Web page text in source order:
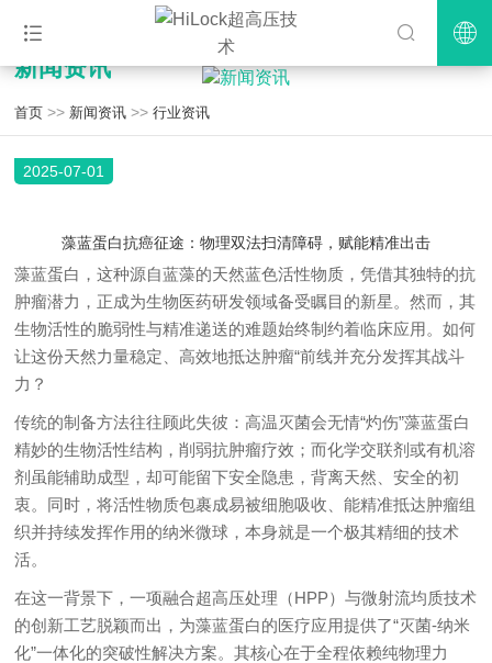
新闻资讯
首页 >> 新闻资讯 >>行业资讯
2025-07-01
藻蓝蛋白抗癌征途：物理双法扫清障碍，赋能精准出击
藻蓝蛋白，这种源自蓝藻的天然蓝色活性物质，凭借其独特的抗
肿瘤潜力，正成为生物医药研发领域备受瞩目的新星。然而，其
生物活性的脆弱性与精准递送的难题始终制约着临床应用。如何
让这份天然力量稳定、高效地抵达肿瘤“前线并充分发挥其战斗
力？
传统的制备方法往往顾此失彼：高温灭菌会无情“灼伤”藻蓝蛋白
精妙的生物活性结构，削弱抗肿瘤疗效；而化学交联剂或有机溶
剂虽能辅助成型，却可能留下安全隐患，背离天然、安全的初
衷。同时，将活性物质包裹成易被细胞吸收、能精准抵达肿瘤组
织并持续发挥作用的纳米微球，本身就是一个极其精细的技术
活。
在这一背景下，一项融合超高压处理（HPP）与微射流均质技术
的创新工艺脱颖而出，为藻蓝蛋白的医疗应用提供了“灭菌-纳米
化”一体化的突破性解决方案。其核心在于全程依赖纯物理力